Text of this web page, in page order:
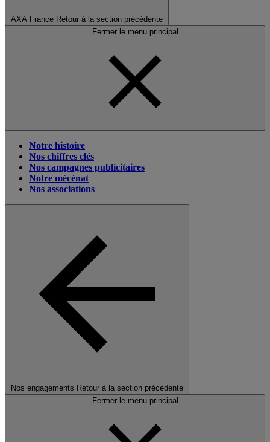
AXA France Retour à la section précédente
Fermer le menu principal
Notre histoire
Nos chiffres clés
Nos campagnes publicitaires
Notre mécénat
Nos associations
Nos engagements Retour à la section précédente
Fermer le menu principal